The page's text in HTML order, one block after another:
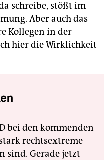
schreibe, stößt im
Aber auch das
Kollegen in der
hier die Wirklichkeit
bei den kommenden
rechtsextreme
sind. Gerade jetzt